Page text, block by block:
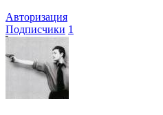
Авторизация
Подписчики 1